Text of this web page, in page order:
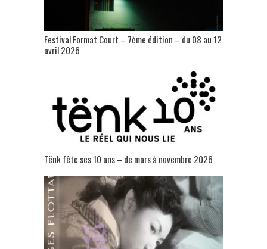
Festival Format Court – 7ème édition – du 08 au 12
avril 2026
Tënk fête ses 10 ans – de mars à novembre 2026